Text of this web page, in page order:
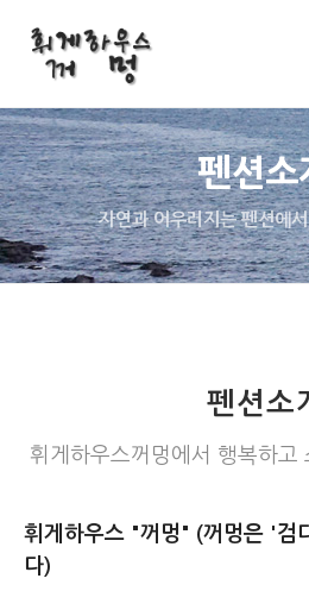
펜션소
자연과 어우러지는 펜션에
펜션소
휘게하우스꺼멍에서 행복하고
휘게하우스 "꺼멍" (꺼멍은 '검
다)